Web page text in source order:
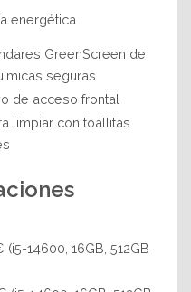
energética
GreenScreen de
seguras
de acceso frontal
limpiar con toallitas
(i5-14600, 16GB, 512GB